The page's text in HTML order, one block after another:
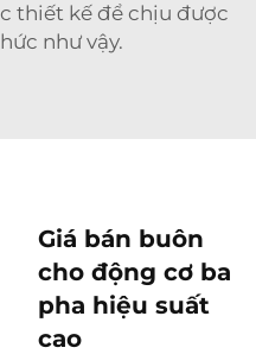
thiết kế để chịu được
như vậy.
Giá bán buôn
cho động cơ ba
pha hiệu suất
cao